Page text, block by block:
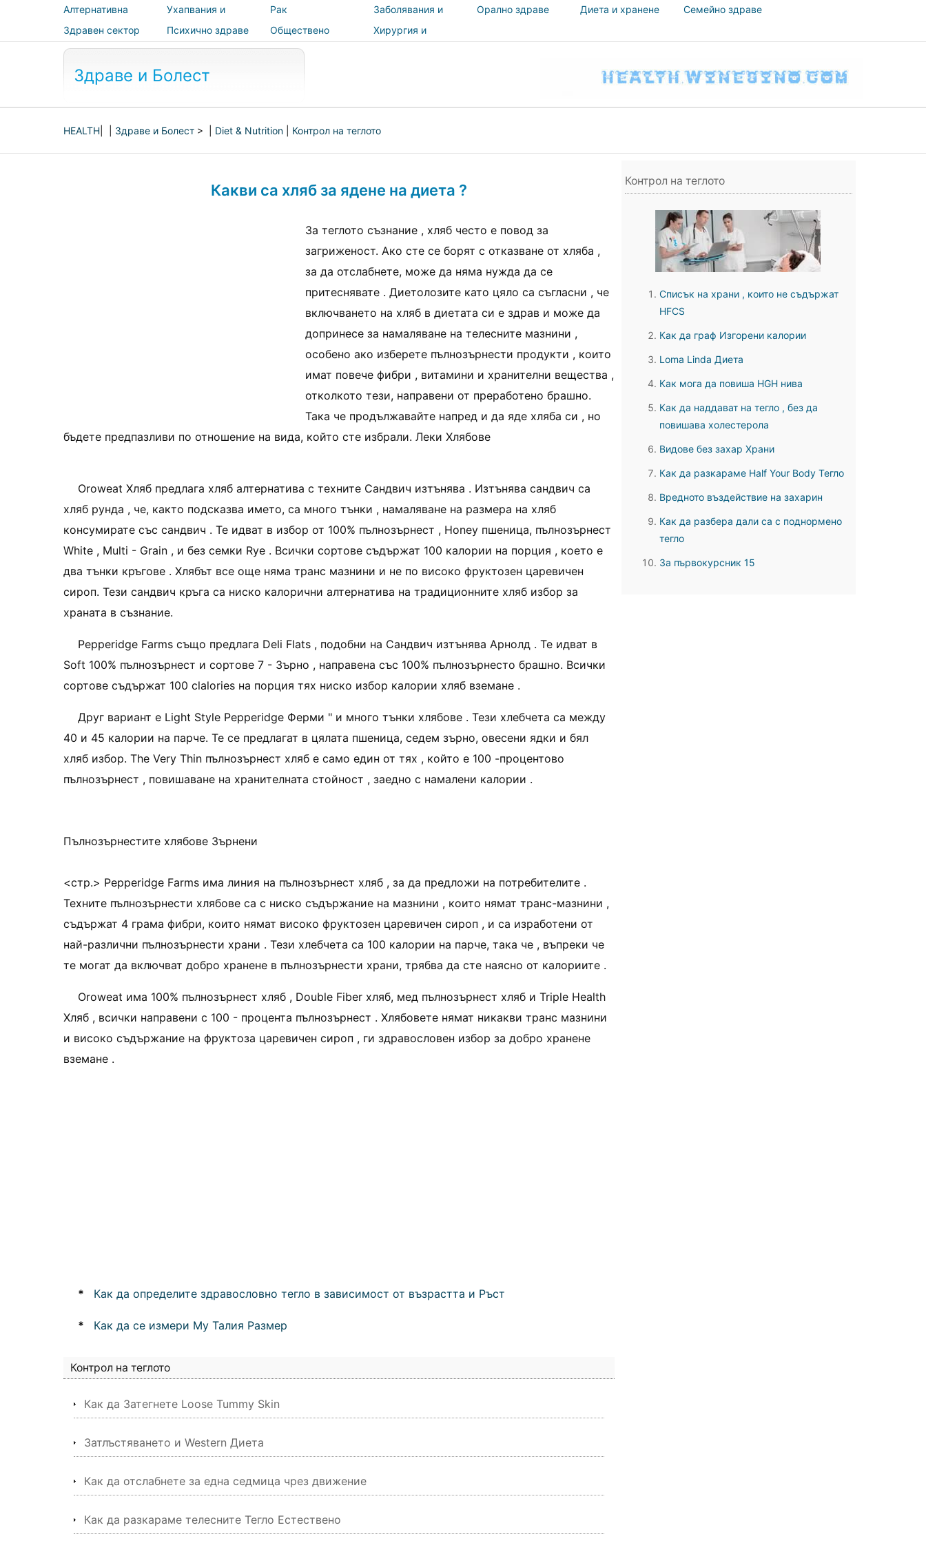
Алтернативна
медицина
Ухапвания и
ужилвания
Рак
Заболявания и
лечения
Орално здраве Диета и хранене
Семейно здраве
Здравен сектор
Психично здраве
Обществено
здраве и
Хирургия и
Здраве и Болест
HEALTH Здраве и Болест > | Diet & Nutrition Контрол на теглото
Какви са хляб за ядене на диета ?
За теглото съзнание , хляб често е повод за
загриженост. Ако сте се борят с отказване от хляба ,
за да отслабнете, може да няма нужда да се
притеснявате . Диетолозите като цяло са съгласни , че
включването на хляб в диетата си е здрав и може да
допринесе за намаляване на телесните мазнини ,
особено ако изберете пълнозърнести продукти , които
имат повече фибри , витамини и хранителни вещества ,
отколкото тези, направени от преработено брашно.
Така че продължавайте напред и да яде хляба си , но
бъдете предпазливи по отношение на вида, който сте избрали. Леки Хлябове
Oroweat Хляб предлага хляб алтернатива с техните Сандвич изтънява . Изтънява сандвич са
хляб рунда , че, както подсказва името, са много тънки , намаляване на размера на хляб
консумирате със сандвич . Те идват в избор от 100% пълнозърнест , Honey пшеница, пълнозърнест
White , Multi - Grain , и без семки Rye . Всички сортове съдържат 100 калории на порция , което е
два тънки кръгове . Хлябът все още няма транс мазнини и не по високо фруктозен царевичен
сироп. Тези сандвич кръга са ниско калорични алтернатива на традиционните хляб избор за
храната в съзнание.
Pepperidge Farms също предлага Deli Flats , подобни на Сандвич изтънява Арнолд . Те идват в
Soft 100% пълнозърнест и сортове 7 - Зърно , направена със 100% пълнозърнесто брашно. Всички
сортове съдържат 100 clalories на порция тях ниско избор калории хляб вземане .
Друг вариант е Light Style Pepperidge Ферми " и много тънки хлябове . Тези хлебчета са между
40 и 45 калории на парче. Те се предлагат в цялата пшеница, седем зърно, овесени ядки и бял
хляб избор. The Very Thin пълнозърнест хляб е само един от тях , който е 100 -процентово
пълнозърнест , повишаване на хранителната стойност , заедно с намалени калории .
Пълнозърнестите хлябове Зърнени
<стр.> Pepperidge Farms има линия на пълнозърнест хляб , за да предложи на потребителите .
Техните пълнозърнести хлябове са с ниско съдържание на мазнини , които нямат транс-мазнини ,
съдържат 4 грама фибри, които нямат високо фруктозен царевичен сироп , и са изработени от
най-различни пълнозърнести храни . Тези хлебчета са 100 калории на парче, така че , въпреки че
те могат да включват добро хранене в пълнозърнести храни, трябва да сте наясно от калориите .
Oroweat има 100% пълнозърнест хляб , Double Fiber хляб, мед пълнозърнест хляб и Triple Health
Хляб , всички направени с 100 - процента пълнозърнест . Хлябовете нямат никакви транс мазнини
и високо съдържание на фруктоза царевичен сироп , ги здравословен избор за добро хранене
вземане .
* Как да определите здравословно тегло в зависимост от възрастта и Ръст
* Как да се измери My Талия Размер
Контрол на теглото
Как да Затегнете Loose Tummy Skin
Затлъстяването и Western Диета
Как да отслабнете за една седмица чрез движение
Как да разкараме телесните Тегло Естествено
Контрол на теглото
Списък на храни , които не съдържат
HFCS
Как да граф Изгорени калории
Loma Linda Диета
Как мога да повиша HGH нива
Как да наддават на тегло , без да
повишава холестерола
Видове без захар Храни
Как да разкараме Half Your Body Тегло
Вредното въздействие на захарин
Как да разбера дали са с поднормено
тегло
За първокурсник 15